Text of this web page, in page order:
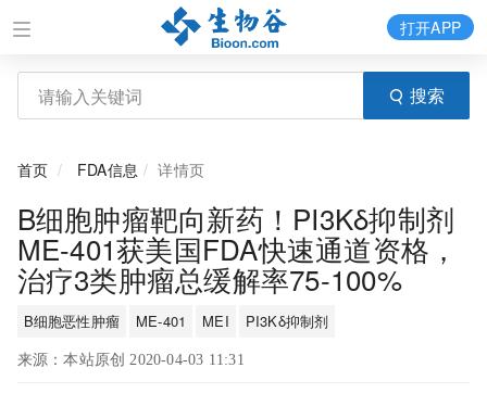
搜索
打开APP
首页 FDA信息 详情页
B细胞肿瘤靶向新药！PI3Kδ抑制剂
ME-401获美国FDA快速通道资格，
治疗3类肿瘤总缓解率75-100%
B细胞恶性肿瘤 ME-401 MEI PI3Kδ抑制剂
来源：本站原创 2020-04-03 11:31